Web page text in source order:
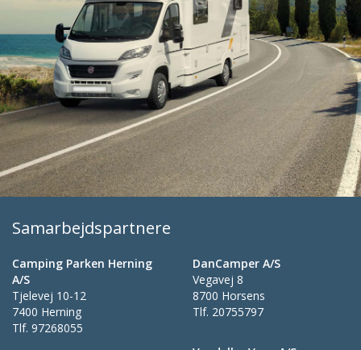
Samarbejdspartnere
Camping Parken Herning
A/S
Tjelevej 10-12
7400 Herning
Tlf. 97268055
DanCamper A/S
Vegavej 8
8700 Horsens
Tlf. 20755797